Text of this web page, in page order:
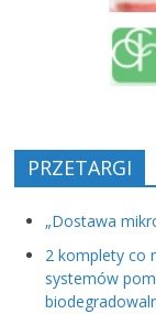
PRZETARGI
„Dostawa
2 komplety co
systemów